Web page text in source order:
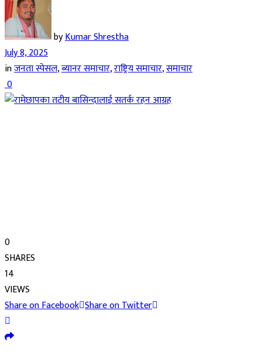
byKumar Shrestha
July 8, 2025
inजनता स्पेसल,ब्यानर समाचार,राष्ट्रिय समाचार,समाचार
0
0
SHARES
14
VIEWS
Share on Facebook Share on Twitter